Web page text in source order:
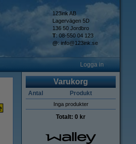
123ink AB
Lagervägen 5D
136 50 Jordbro
T: 08-550 04 123
@: info@123ink.se
Logga in
Varukorg
Antal Produkt
Inga produkter
Totalt: 0 kr